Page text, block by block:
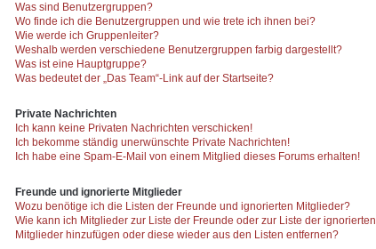
Was sind Benutzergruppen?
Wo finde ich die Benutzergruppen und wie trete ich ihnen bei?
Wie werde ich Gruppenleiter?
Weshalb werden verschiedene Benutzergruppen farbig dargestellt?
Was ist eine Hauptgruppe?
Was bedeutet der „Das Team“-Link auf der Startseite?
Private Nachrichten
Ich kann keine Privaten Nachrichten verschicken!
Ich bekomme ständig unerwünschte Private Nachrichten!
Ich habe eine Spam-E-Mail von einem Mitglied dieses Forums erhalten!
Freunde und ignorierte Mitglieder
Wozu benötige ich die Listen der Freunde und ignorierten Mitglieder?
Wie kann ich Mitglieder zur Liste der Freunde oder zur Liste der ignorierten
Mitglieder hinzufügen oder diese wieder aus den Listen entfernen?